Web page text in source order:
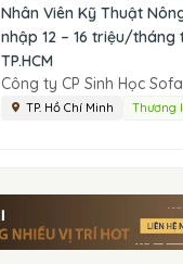
Nhân Viên Kỹ Thuật
nhập 12 – 16 triệu/tháng
TP.HCM
Công ty CP Sinh Học
TP. Hồ Chí Minh Thương